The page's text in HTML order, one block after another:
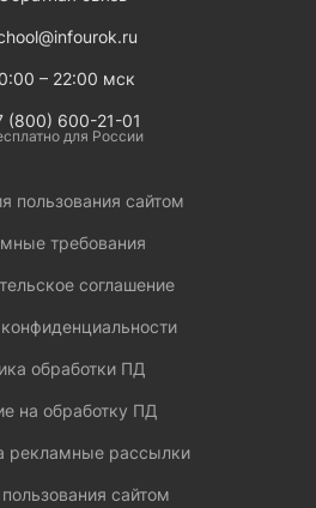
– 22:00 мск
(800) 600-21-01
для России
пользования сайтом
требования
соглашение
обработки ПД
на обработку ПД
рекламные рассылки
сайтом